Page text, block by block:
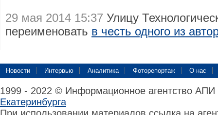
29 мая 2014 15:37 Улицу
переименовать в честь одного из
Новости Интервью Аналитика Фоторепортаж О нас
1999 - 2022 © Информационное агентство
Екатеринбурга